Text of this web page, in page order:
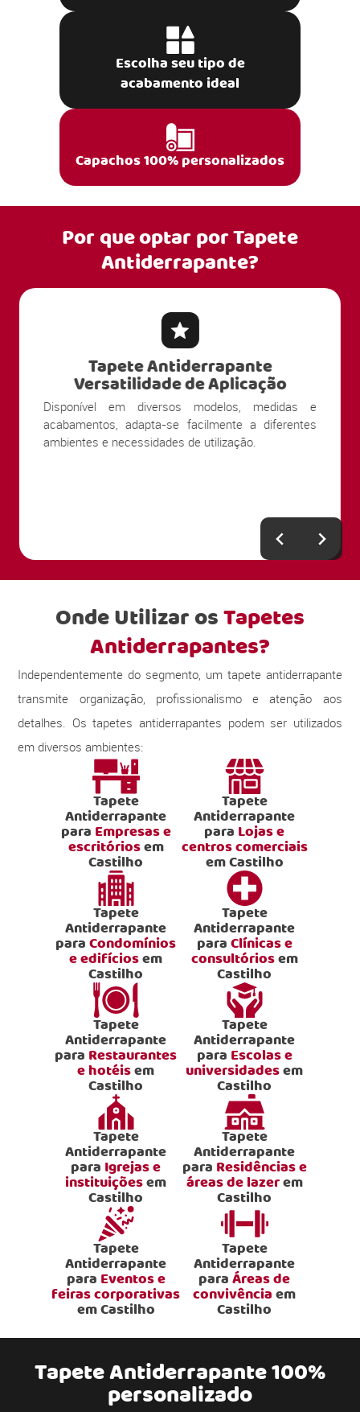
Escolha seu tipo de
acabamento ideal
Capachos 100% personalizados
Por que optar porTapete
Antiderrapante?
Tapete Antiderrapante
Versatilidade de Aplicação
Disponível em diversos modelos, medidas e
acabamentos, adapta-se facilmente a diferentes
ambientes e necessidades de utilização.
Onde Utilizar osTapetes
Antiderrapantes?
Independentemente do segmento, um tapete antiderrapante
transmite organização, profissionalismo e atenção aos
detalhes. Os tapetes antiderrapantes podem ser utilizados
em diversos ambientes:
Tapete
Antiderrapante
para Empresas e
escritóriosem
Castilho
Tapete
Antiderrapante
para Lojas e
centros comerciais
em Castilho
Tapete
Antiderrapante
paraCondomínios
e edifíciosem
Castilho
Tapete
Antiderrapante
paraClínicas e
consultóriosem
Castilho
Tapete
Antiderrapante
para Restaurantes
e hotéisem
Castilho
Tapete
Antiderrapante
para Escolas e
universidadesem
Castilho
Tapete
Antiderrapante
para Igrejas e
instituiçõesem
Castilho
Tapete
Antiderrapante
para Residências e
áreas de lazerem
Castilho
Tapete
Antiderrapante
para Eventos e
feiras corporativas
em Castilho
Tapete
Antiderrapante
paraÁreas de
convivênciaem
Castilho
Tapete Antiderrapante 100%
personalizado